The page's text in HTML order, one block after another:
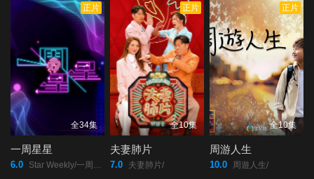
第20200628期 第20200705期 第20200712期
第20200719期 第20200726期 第20200802期
第20200809期 第20200816期 第20200823期
第20200830期 第20200906期 第20200913期
第20200920期 第20200927期 第20201004期
正片
全34集
一周星星
6.0 Star Weekly/一周星星/
正片
全10集
夫妻肺片
7.0 夫妻肺片/
正片
全10集
周游人生
10.0 周遊人生/